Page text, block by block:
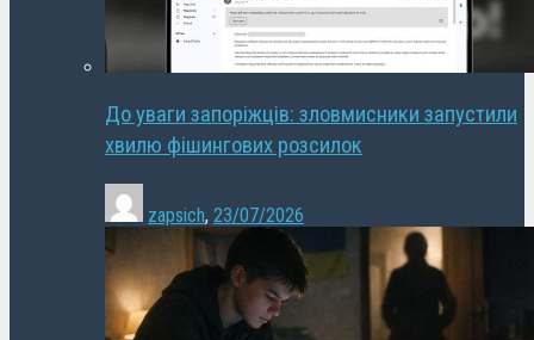
До уваги запоріжців: зловмисники запустили
хвилю фішингових розсилок
zapsich, 23/07/2026